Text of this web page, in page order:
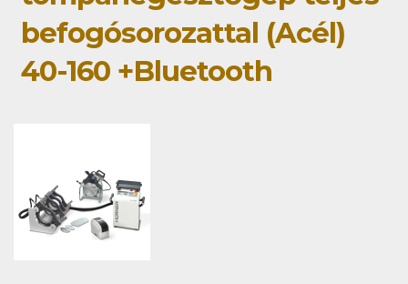
befogósorozattal (Acél)
40-160 +Bluetooth